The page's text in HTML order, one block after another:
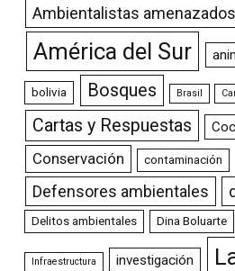
Ambientalistas amenazados
América del Sur
bolivia Bosques Brasil
Cartas y Respuestas
Conservación contaminación
Defensores ambientales
Delitos ambientales Dina Boluarte
Infraestructura investigación